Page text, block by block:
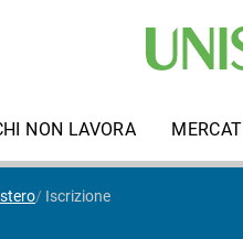
NON LAVORA
Iscrizione